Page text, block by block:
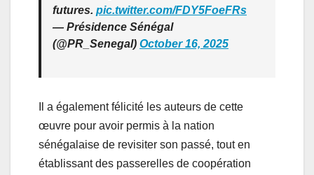
futures. pic.twitter.com/FDY5FoeFRs
— Présidence Sénégal
(@PR_Senegal) October 16, 2025
Il a également félicité les auteurs de cette
œuvre pour avoir permis à la nation
sénégalaise de revisiter son passé, tout en
établissant des passerelles de coopération